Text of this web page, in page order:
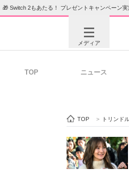
🎁 Switch 2もあたる！ プレゼントキャンペーン実
メディア
ビジネスと働
ITエンジニア
TOP ニュース
TOP > トリンド